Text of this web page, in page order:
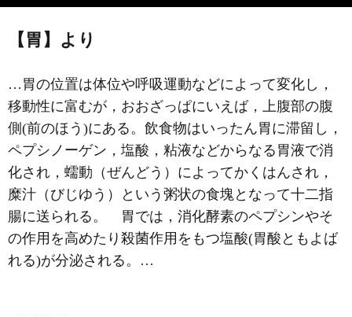
【胃】より
…胃の位置は体位や呼吸運動などによって変化し，
移動性に富むが，おおざっぱにいえば，上腹部の腹
側(前のほう)にある。飲食物はいったん胃に滞留し，
ペプシノーゲン，塩酸，粘液などからなる 胃液で消
化され，蠕動（ぜんどう）によってかくはんされ，
糜汁（びじゆう）という粥状の食塊となって十二指
腸に送られる。 胃では，消化酵素のペプシンやそ
の作用を高めたり殺菌作用をもつ塩酸(胃酸ともよば
れる)が分泌される。…